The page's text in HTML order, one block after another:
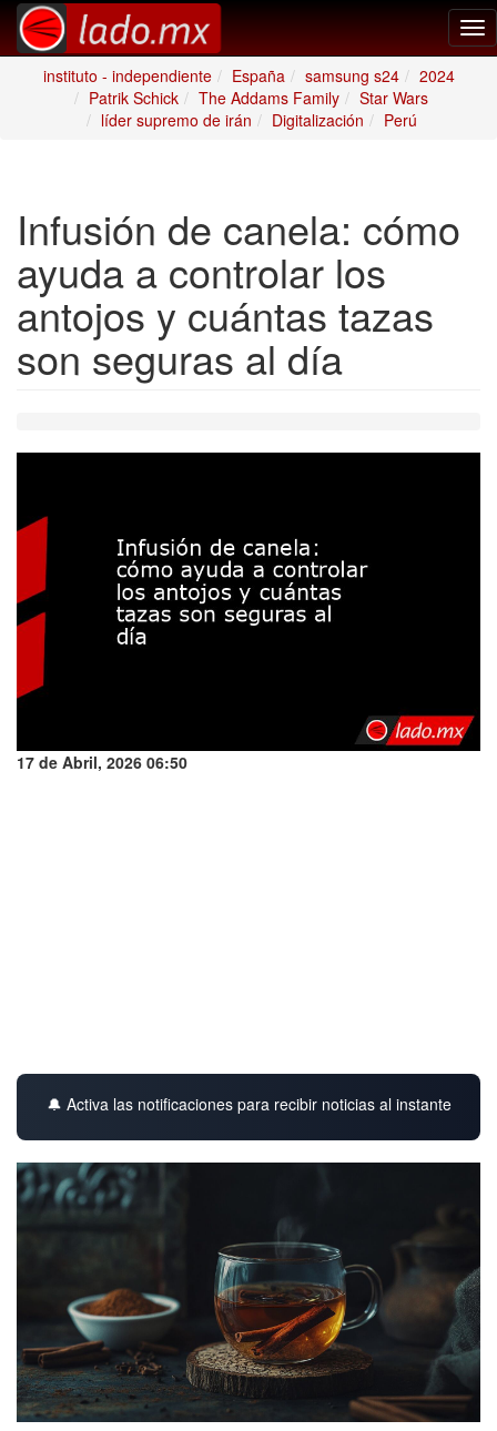
instituto - independiente
España samsung s24
2024
Patrik Schick
The Addams Family
Star Wars
líder supremo de irán
Digitalización Perú
Infusión de canela: cómo
ayuda a controlar los
antojos y cuántas tazas
son seguras al día
17 de Abril, 2026 06:50
🔔 Activa las notificaciones para recibir noticias al instante